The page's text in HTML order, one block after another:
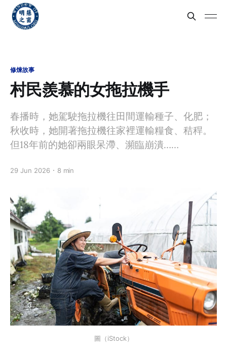
修煉故事
村民羨慕的女拖拉機手
春播時，她駕駛拖拉機往田間運輸種子、化肥；
秋收時，她開著拖拉機往家裡運輸糧食、秸稈。
但18年前的她卻兩眼呆滯、瀕臨崩潰……
29 Jun 2026 8 min
圖（iStock）